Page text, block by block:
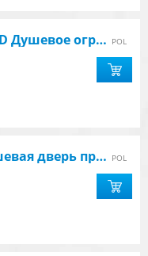
Torrenta KDD Душевое ограждение 90Lх90R, стекло прозрачное 6мм, профиль хром POL
Eos DWJ Душевая дверь правая, 1000х1970мм, профиль хром, стекло прозрачное 6мм POL